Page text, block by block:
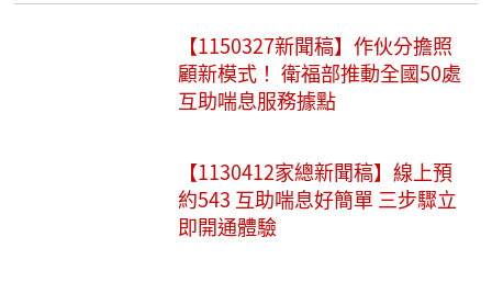
【1150327新聞稿】作伙分擔照
顧新模式！ 衛福部推動全國50處
互助喘息服務據點
【1130412家總新聞稿】線上預
約543 互助喘息好簡單 三步驟立
即開通體驗